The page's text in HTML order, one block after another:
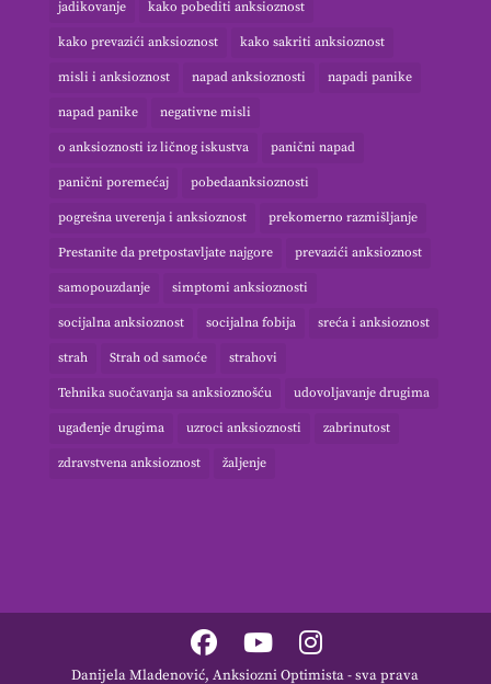
jadikovanje kako pobediti anksioznost
kako prevazići anksioznost kako sakriti anksioznost
misli i anksioznost napad anksioznosti napadi panike
napad panike negativne misli
o anksioznosti iz ličnog iskustva panični napad
panični poremećaj pobedaanksioznosti
pogrešna uverenja i anksioznost prekomerno razmišljanje
Prestanite da pretpostavljate najgore prevazići anksioznost
samopouzdanje simptomi anksioznosti
socijalna anksioznost socijalna fobija sreća i anksioznost
strah Strah od samoće strahovi
Tehnika suočavanja sa anksioznošću udovoljavanje drugima
ugađenje drugima uzroci anksioznosti zabrinutost
zdravstvena anksioznost žaljenje
Danijela Mladenović, Anksiozni Optimista - sva prava